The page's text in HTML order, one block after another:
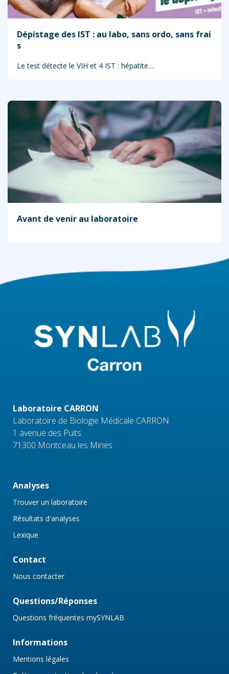
Dépistage des IST : au labo, sans ordo, sans frai
s
Le test détecte le VIH et 4 IST : hépatite…
Avant de venir au laboratoire
Laboratoire CARRON
Laboratoire de Biologie Médicale CARRON
1 avenue des Puits
71300 Montceau les Mines
Analyses
Trouver un laboratoire
Résultats d'analyses
Lexique
Contact
Nous contacter
Questions/Réponses
Questions fréquentes mySYNLAB
Informations
Mentions légales